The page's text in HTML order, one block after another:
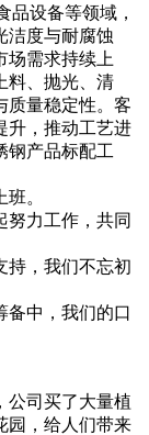
品设备等领域，
洁度与耐腐蚀
场需求持续上
料、抛光、清
质量稳定性。客
升，推动工艺进
钢产品标配工
。
努力工作，共同
持，我们不忘初
备中，我们的口
公司买了大量植
园，给人们带来